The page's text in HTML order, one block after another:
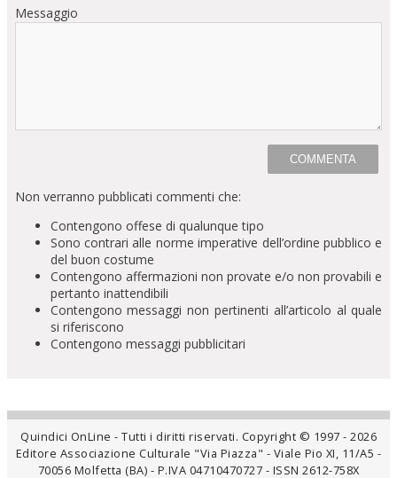
Messaggio
Non verranno pubblicati commenti che:
Contengono offese di qualunque tipo
Sono contrari alle norme imperative dell’ordine pubblico e
del buon costume
Contengono affermazioni non provate e/o non provabili e
pertanto inattendibili
Contengono messaggi non pertinenti all’articolo al quale
si riferiscono
Contengono messaggi pubblicitari
Quindici OnLine - Tutti i diritti riservati. Copyright © 1997 - 2026
Editore Associazione Culturale "Via Piazza" - Viale Pio XI, 11/A5 -
70056 Molfetta (BA) - P.IVA 04710470727 - ISSN 2612-758X